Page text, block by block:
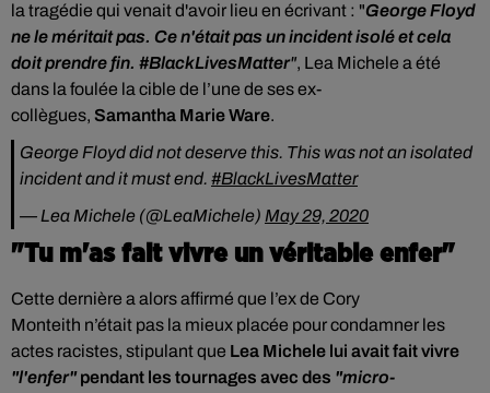
la tragédie qui venait d'avoir lieu en écrivant : "George Floyd
ne le méritait pas. Ce n'était pas un incident isolé et cela
doit prendre fin. #BlackLivesMatter", Lea Michele a été
dans la foulée la cible de l’une de ses ex-
collègues, Samantha MarieWare.
George Floyd did not deserve this. This was not an isolated
incident and it must end. #BlackLivesMatter
— Lea Michele (@LeaMichele) May 29, 2020
"Tu m'as fait vivre un véritable enfer"
Cette dernière a alors affirmé que l’ex de Cory
Monteith n’était pas la mieux placée pour condamner les
actes racistes, stipulant que Lea Michele lui avait fait vivre
"l'enfer"pendant les tournages avec des "micro-